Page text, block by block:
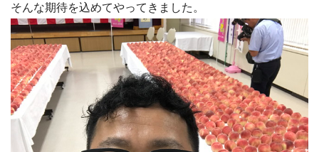
そんな期待を込めてやってきました。